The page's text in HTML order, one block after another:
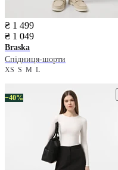
₴ 1 499
₴ 1 049
Braska
Спідниця-шорти
XS S M L
−40%